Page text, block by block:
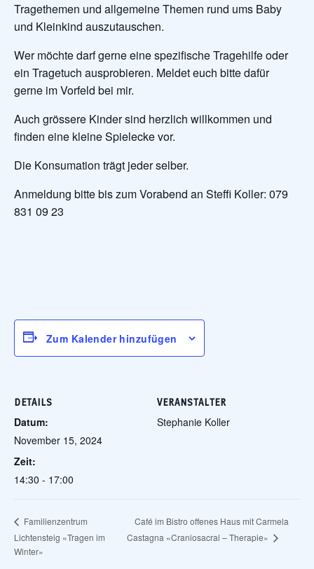
Tragethemen und allgemeine Themen rund ums Baby
und Kleinkind auszutauschen.
Wer möchte darf gerne eine spezifische Tragehilfe oder
ein Tragetuch ausprobieren. Meldet euch bitte dafür
gerne im Vorfeld bei mir.
Auch grössere Kinder sind herzlich willkommen und
finden eine kleine Spielecke vor.
Die Konsumation trägt jeder selber.
Anmeldung bitte bis zum Vorabend an Steffi Koller: 079
831 09 23
Zum Kalender hinzufügen
DETAILS
Datum:
November 15, 2024
Zeit:
14:30 - 17:00
VERANSTALTER
Stephanie Koller
Familienzentrum
Lichtensteig «Tragen im
Winter»
Café im Bistro offenes Haus mit Carmela
Castagna «Craniosacral – Therapie»